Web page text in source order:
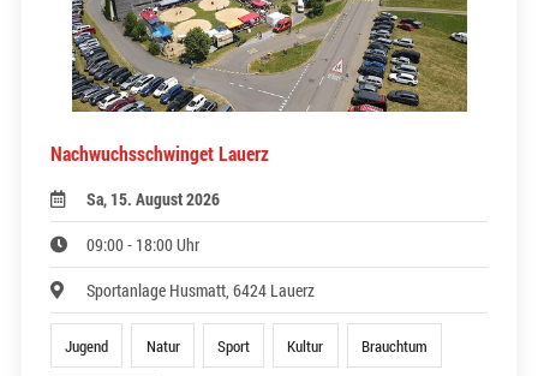
Nachwuchsschwinget Lauerz
Sa, 15. August 2026
09:00 - 18:00 Uhr
Sportanlage Husmatt, 6424 Lauerz
Jugend Natur Sport Kultur Brauchtum